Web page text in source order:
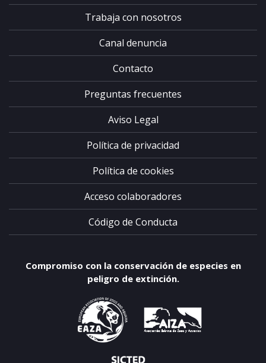
Trabaja con nosotros
Canal denuncia
Contacto
Preguntas frecuentes
Aviso Legal
Política de privacidad
Política de cookies
Acceso colaboradores
Código de Conducta
Compromiso con la conservación de especies en
peligro de extinción.